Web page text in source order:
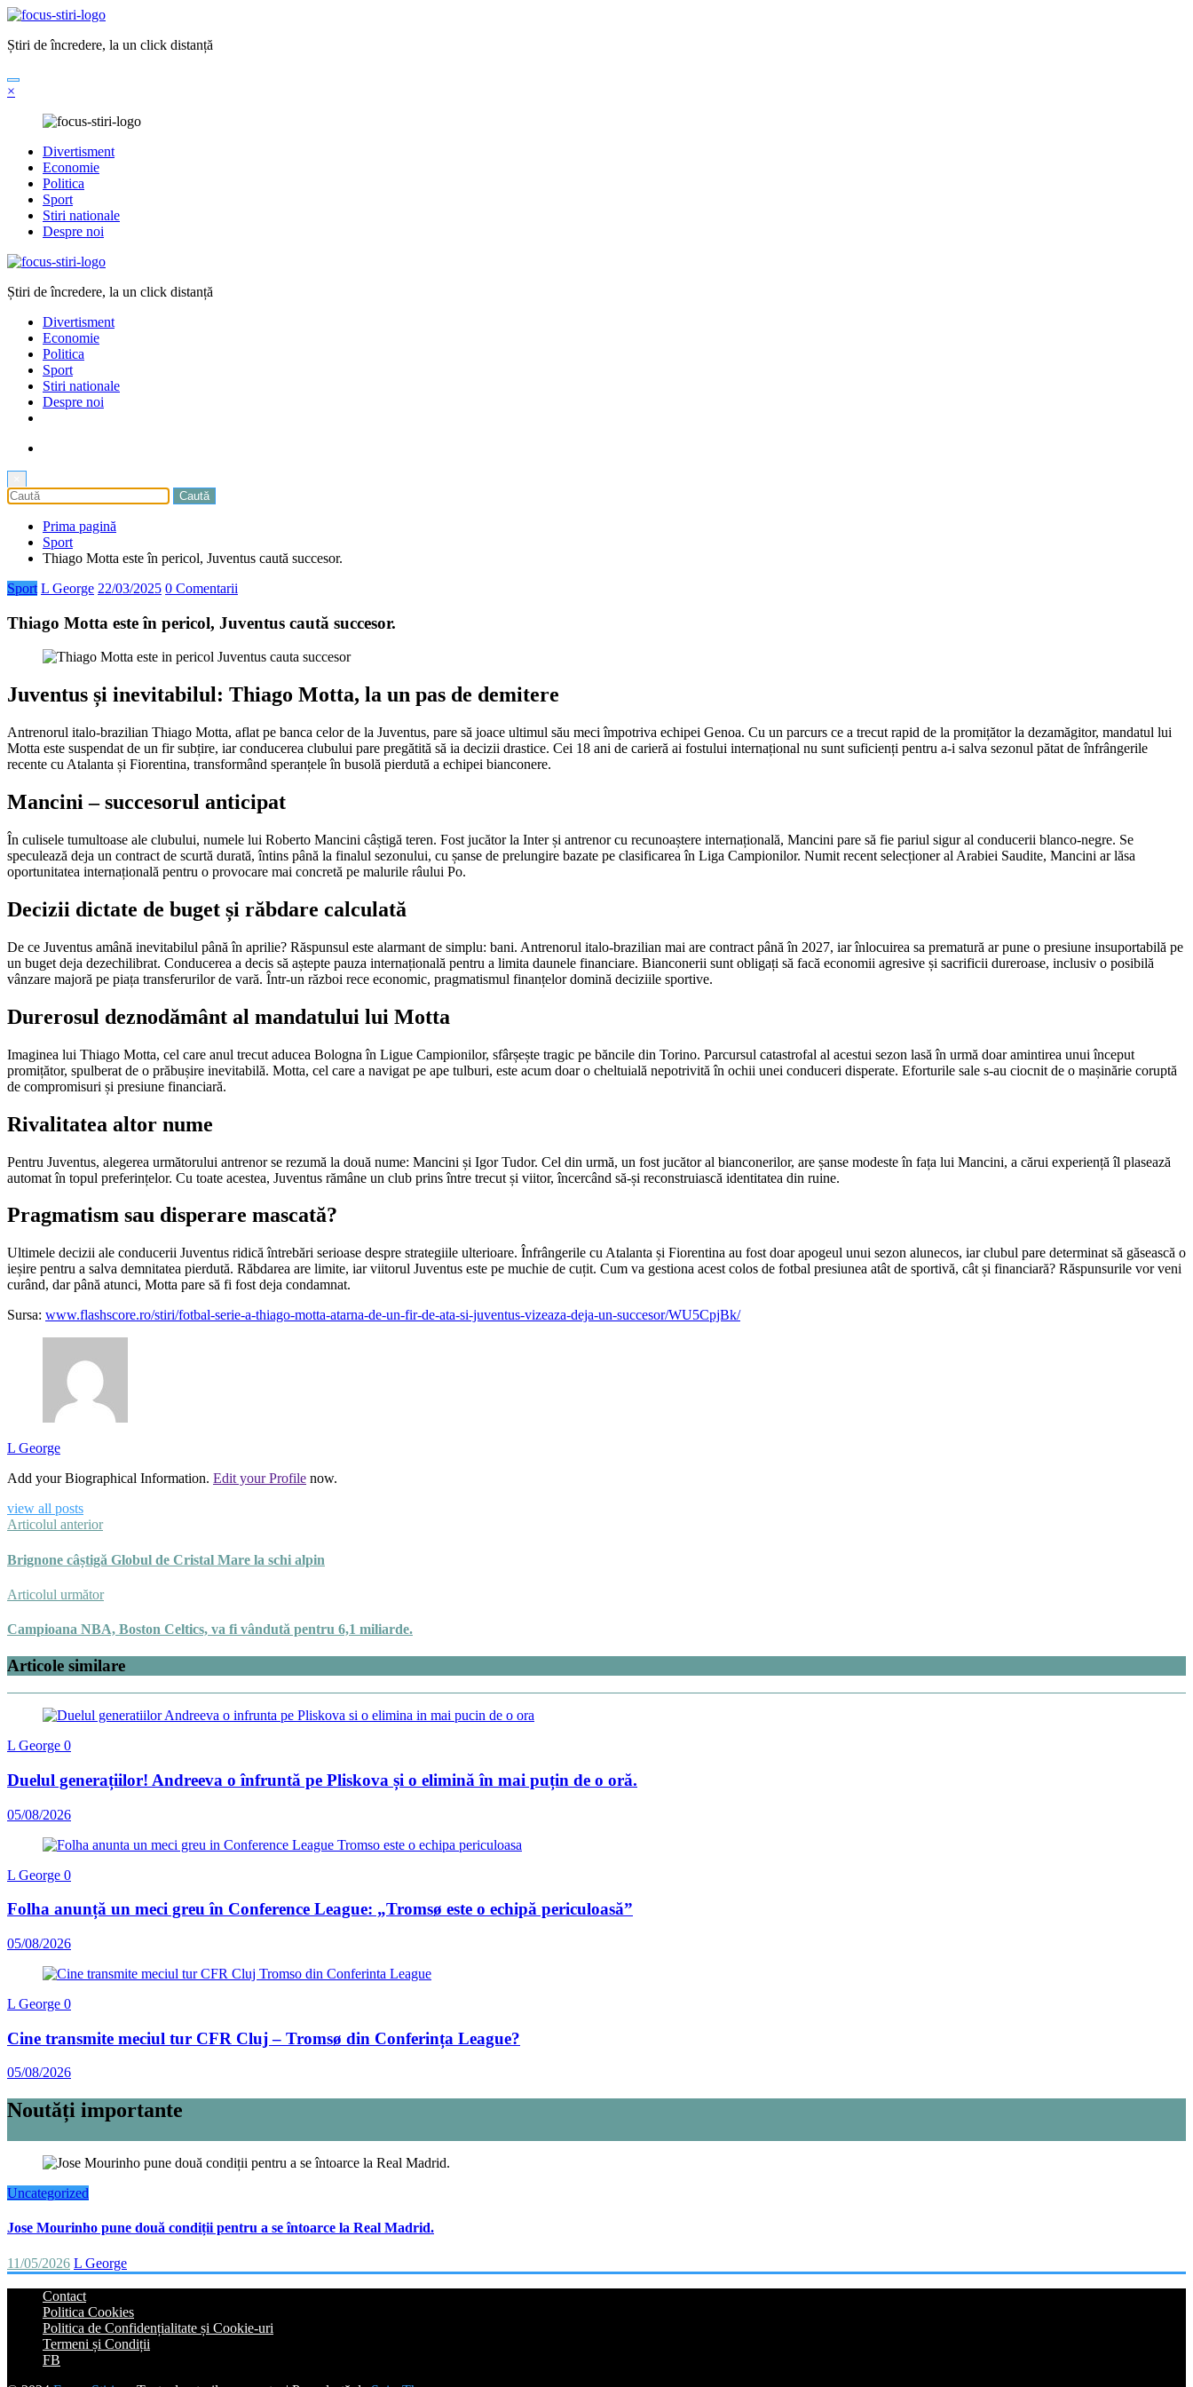
Sari
conținut
Știri de încredere, la un click distanță
×
Divertisment
Economie
Politica
Sport
Stiri nationale
Despre noi
Știri de încredere, la un click distanță
Divertisment
Economie
Politica
Sport
Stiri nationale
Despre noi
Prima pagină
Sport
Thiago Motta este în pericol, Juventus caută succesor.
Sport L George 22/03/2025 0 Comentarii
Thiago Motta este în pericol, Juventus caută succesor.
Juventus și inevitabilul: Thiago Motta, la un pas de demitere
Antrenorul italo-brazilian Thiago Motta, aflat pe banca celor de la Juventus, pare să joace ultimul său meci împotriva echipei Genoa. Cu un parcurs ce a trecut rapid de la promițător la dezamăgitor, mandatul lui
Motta este suspendat de un fir subțire, iar conducerea clubului pare pregătită să ia decizii drastice. Cei 18 ani de carieră ai fostului internațional nu sunt suficienți pentru a-i salva sezonul pătat de înfrângerile
recente cu Atalanta și Fiorentina, transformând speranțele în busolă pierdută a echipei bianconere.
Mancini – succesorul anticipat
În culisele tumultoase ale clubului, numele lui Roberto Mancini câștigă teren. Fost jucător la Inter și antrenor cu recunoaștere internațională, Mancini pare să fie pariul sigur al conducerii blanco-negre. Se
speculează deja un contract de scurtă durată, întins până la finalul sezonului, cu șanse de prelungire bazate pe clasificarea în Liga Campionilor. Numit recent selecționer al Arabiei Saudite, Mancini ar lăsa
oportunitatea internațională pentru o provocare mai concretă pe malurile râului Po.
Decizii dictate de buget și răbdare calculată
De ce Juventus amână inevitabilul până în aprilie? Răspunsul este alarmant de simplu: bani. Antrenorul italo-brazilian mai are contract până în 2027, iar înlocuirea sa prematură ar pune o presiune insuportabilă pe
un buget deja dezechilibrat. Conducerea a decis să aștepte pauza internațională pentru a limita daunele financiare. Bianconerii sunt obligați să facă economii agresive și sacrificii dureroase, inclusiv o posibilă
vânzare majoră pe piața transferurilor de vară. Într-un război rece economic, pragmatismul finanțelor domină deciziile sportive.
Durerosul deznodământ al mandatului lui Motta
Imaginea lui Thiago Motta, cel care anul trecut aducea Bologna în Ligue Campionilor, sfârșește tragic pe băncile din Torino. Parcursul catastrofal al acestui sezon lasă în urmă doar amintirea unui început
promițător, spulberat de o prăbușire inevitabilă. Motta, cel care a navigat pe ape tulburi, este acum doar o cheltuială nepotrivită în ochii unei conduceri disperate. Eforturile sale s-au ciocnit de o mașinărie coruptă
de compromisuri și presiune financiară.
Rivalitatea altor nume
Pentru Juventus, alegerea următorului antrenor se rezumă la două nume: Mancini și Igor Tudor. Cel din urmă, un fost jucător al bianconerilor, are șanse modeste în fața lui Mancini, a cărui experiență îl plasează
automat în topul preferințelor. Cu toate acestea, Juventus rămâne un club prins între trecut și viitor, încercând să-și reconstruiască identitatea din ruine.
Pragmatism sau disperare mascată?
Ultimele decizii ale conducerii Juventus ridică întrebări serioase despre strategiile ulterioare. Înfrângerile cu Atalanta și Fiorentina au fost doar apogeul unui sezon alunecos, iar clubul pare determinat să găsească o
ieșire pentru a salva demnitatea pierdută. Răbdarea are limite, iar viitorul Juventus este pe muchie de cuțit. Cum va gestiona acest colos de fotbal presiunea atât de sportivă, cât și financiară? Răspunsurile vor veni
curând, dar până atunci, Motta pare să fi fost deja condamnat.
Sursa: www.flashscore.ro/stiri/fotbal-serie-a-thiago-motta-atarna-de-un-fir-de-ata-si-juventus-vizeaza-deja-un-succesor/WU5CpjBk/
L George
Add your Biographical Information. Edit your Profile now.
view all posts
Articolul anterior
Brignone câștigă Globul de Cristal Mare la schi alpin
Articolul următor
Campioana NBA, Boston Celtics, va fi vândută pentru 6,1 miliarde.
Articole similare
L George 0
Duelul generațiilor! Andreeva o înfruntă pe Pliskova și o elimină în mai puțin de o oră.
05/08/2026
L George 0
Folha anunță un meci greu în Conference League: „Tromsø este o echipă periculoasă”
05/08/2026
L George 0
Cine transmite meciul tur CFR Cluj – Tromsø din Conferința League?
05/08/2026
Noutăți importante
Uncategorized
Jose Mourinho pune două condiții pentru a se întoarce la Real Madrid.
11/05/2026 L George
Contact
Politica Cookies
Politica de Confidențialitate și Cookie-uri
Termeni și Condiții
FB